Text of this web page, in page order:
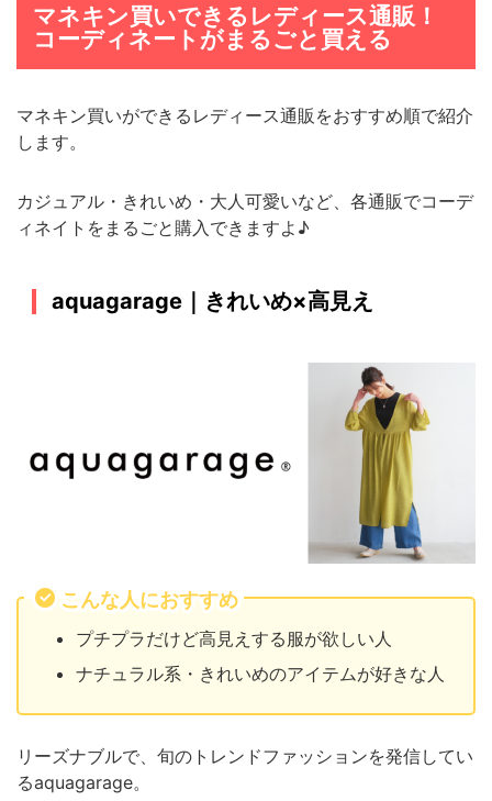
マネキン買いできるレディース通販！
コーディネートがまるごと買える
マネキン買いができるレディース通販をおすすめ順で紹介
します。
カジュアル・きれいめ・大人可愛いなど、各通販でコーデ
ィネイトをまるごと購入できますよ♪
aquagarage｜きれいめ×高見え
こんな人におすすめ
プチプラだけど高見えする服が欲しい人
ナチュラル系・きれいめのアイテムが好きな人
リーズナブルで、旬のトレンドファッションを発信してい
るaquagarage。